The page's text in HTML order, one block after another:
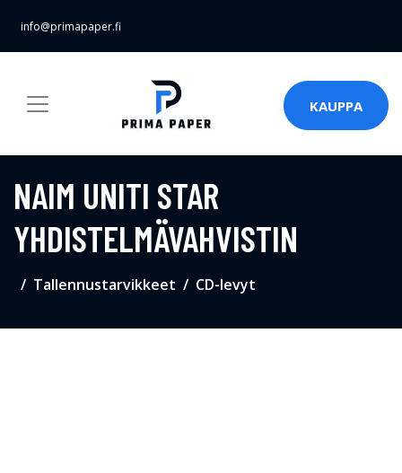
info@primapaper.fi
KAUPPA
NAIM UNITI STAR
YHDISTELMÄVAHVISTIN
Tallennustarvikkeet CD-levyt